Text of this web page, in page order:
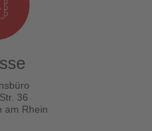
36
am Rhein